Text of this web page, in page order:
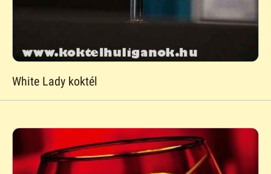
White Lady koktél